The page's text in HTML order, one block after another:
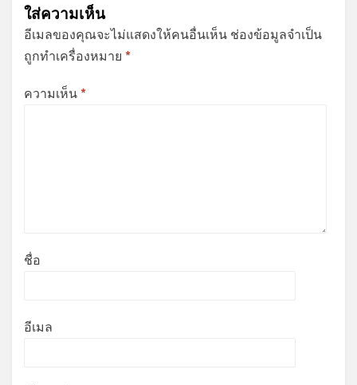
ใส่ความเห็น
อีเมลของคุณจะไม่แสดงให้คนอื่นเห็น ช่องข้อมูลจำเป็น
ถูกทำเครื่องหมาย *
ความเห็น *
ชื่อ
อีเมล